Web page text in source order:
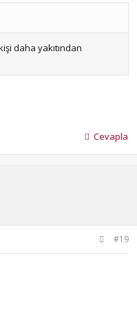
daha yakıtından
Cevapla
#19